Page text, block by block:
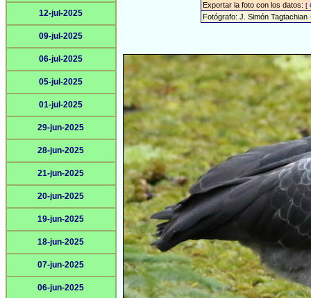
12-jul-2025
09-jul-2025
06-jul-2025
05-jul-2025
01-jul-2025
29-jun-2025
28-jun-2025
21-jun-2025
20-jun-2025
19-jun-2025
18-jun-2025
07-jun-2025
06-jun-2025
Exportar la foto con los datos: [
Fotógrafo: J. Simón Tagtachian